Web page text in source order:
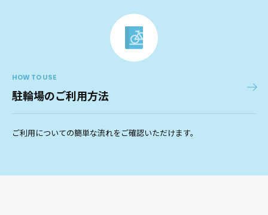
HOW TO USE
駐輪場のご利用方法
ご利用についての簡単な流れをご確認いただけます。